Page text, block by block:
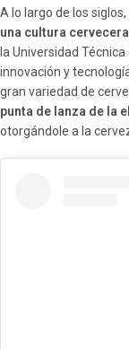
A lo largo de los
una cultura
la Universidad
innovación y
gran variedad de
punta de lanza de la
otorgándole a la